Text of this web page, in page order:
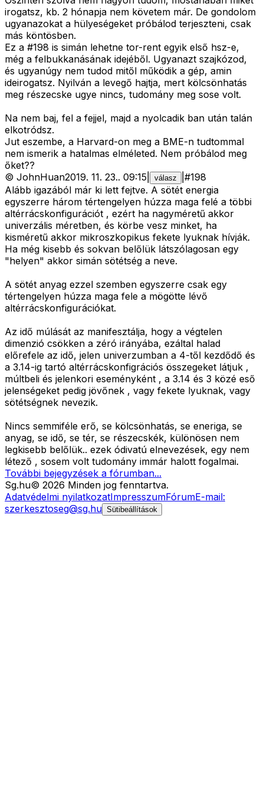
irogatsz, kb. 2 hónapja nem követem már. De gondolom
ugyanazokat a hülyeségeket próbálod terjeszteni, csak
más köntösben.
Ez a #198 is simán lehetne tor-rent egyik első hsz-e,
még a felbukkanásának idejéből. Ugyanazt szajkózod,
és ugyanúgy nem tudod mitől működik a gép, amin
ideirogatsz. Nyilván a levegő hajtja, mert kölcsönhatás
meg részecske ugye nincs, tudomány meg sose volt.
Na nem baj, fel a fejjel, majd a nyolcadik ban után talán
elkotródsz.
Jut eszembe, a Harvard-on meg a BME-n tudtommal
nem ismerik a hatalmas elméleted. Nem próbálod meg
őket??
© JohnHuan2019. 11. 23.. 09:15 válasz #198
Alább igazából már ki lett fejtve. A sötét energia
egyszerre három tértengelyen húzza maga felé a többi
altérrácskonfigurációt , ezért ha nagyméretű akkor
univerzális méretben, és körbe vesz minket, ha
kisméretű akkor mikroszkopikus fekete lyuknak hívják.
Ha még kisebb és sokvan belőlük látszólagosan egy
"helyen" akkor simán sötétség a neve.
A sötét anyag ezzel szemben egyszerre csak egy
tértengelyen húzza maga fele a mögötte lévő
altérrácskonfigurációkat.
Az idő múlását az manifesztálja, hogy a végtelen
dimenzió csökken a zéró irányába, ezáltal halad
előrefele az idő, jelen univerzumban a 4-től kezdődő és
a 3.14-ig tartó altérrácskonfigrációs összegeket látjuk ,
múltbeli és jelenkori eseményként , a 3.14 és 3 közé eső
jelenségeket pedig jövőnek , vagy fekete lyuknak, vagy
sötétségnek nevezik.
Nincs semmiféle erő, se kölcsönhatás, se eneriga, se
anyag, se idő, se tér, se részecskék, különösen nem
legkisebb belőlük.. ezek ódivatú elnevezések, egy nem
létező , sosem volt tudomány immár halott fogalmai.
További bejegyzések a fórumban...
Sg.hu© 2026 Minden jog fenntartva.
Adatvédelmi nyilatkozatImpresszumFórumE-mail:
szerkesztoseg@sg.hu Sütibeállítások